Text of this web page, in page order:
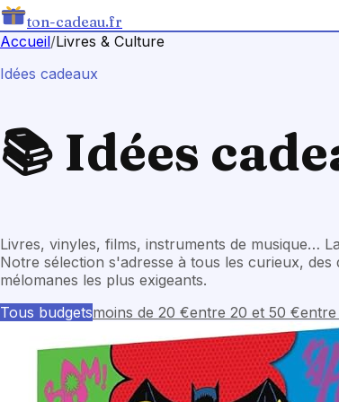
ton-cadeau.fr
Accueil/Livres & Culture
Idées cadeaux
📚 Idées
Livres, vinyles, films, instruments de musique…
Notre sélection s'adresse à tous les curieux,
mélomanes les plus exigeants.
Tous budgetsmoins de 20 €entre 20 et 50 €